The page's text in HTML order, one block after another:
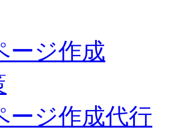
ージ作成
ージ作成代行